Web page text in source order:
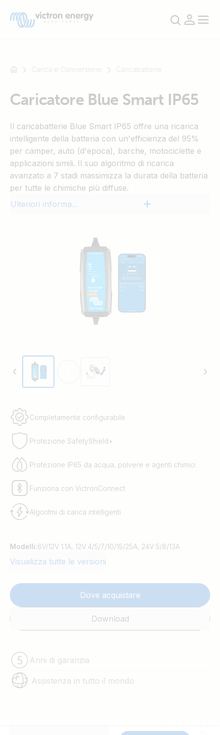
SmartSolar
Multiplus-
Orion
XS
SmartShunt
Carica e Conversione Caricabatterie
Caricatore Blue Smart IP65
Il caricabatterie Blue Smart IP65 offre una ricarica
intelligente della batteria con un'efficienza del 95%
per camper, auto (d'epoca), barche, motociclette e
applicazioni simili. Il suo algoritmo di ricarica
avanzato a 7 stadi massimizza la durata della batteria
per tutte le chimiche più diffuse.
Ulteriori informazioni
Completamente configurabile
Protezione SafetyShield+
Protezione IP65 da acqua, polvere e agenti chimici
Funziona con VictronConnect
Algoritmi di carica intelligenti
Modelli:6V/12V 1.1A, 12V 4/5/7/10/15/25A, 24V 5/8/13A
Visualizza tutte le versioni
Dove acquistare
Download
Anni di garanzia
Assistenza in tutto il mondo